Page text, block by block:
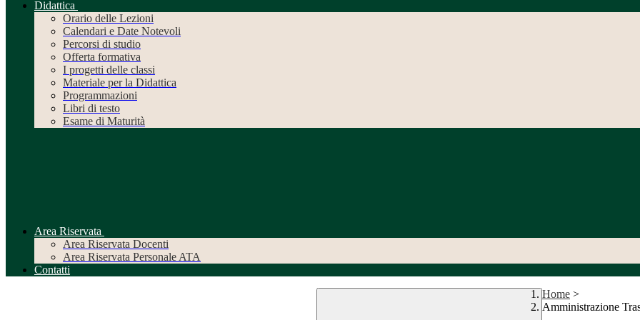
Didattica
Orario delle Lezioni
Calendari e Date Notevoli
Percorsi di studio
Offerta formativa
I progetti delle classi
Materiale per la Didattica
Programmazioni
Libri di testo
Esame di Maturità
Area Riservata
Area Riservata Docenti
Area Riservata Personale ATA
Contatti
Home >
Amministrazione